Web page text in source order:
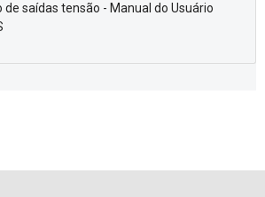
de saídas tensão - Manual do Usuário